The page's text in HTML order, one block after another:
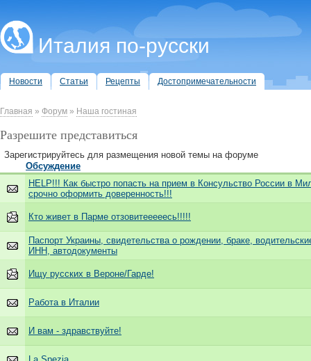
Италия по-русски
Новости Статьи Рецепты Достопримечательности
Главная » Форум » Наша гостиная
Разрешите представиться
Зарегистрируйтесь для размещения новой темы на форуме
Обсуждение
HELP!!! Как быстро попасть на прием в Консульство России в
срочно оформить доверенность!!!
Кто живет в Парме отзовитееееесь!!!!!
Паспорт Украины, свидетельства о рождении, браке,
ИНН, автодокументы
Ищу русских в Вероне/Гарде!
Работa в Италии
И вам - здравствуйте!